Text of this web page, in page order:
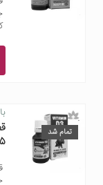
تمام شد
15